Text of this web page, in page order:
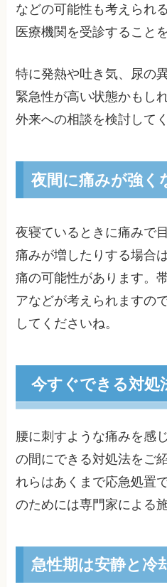
などの可能性も考えられ
医療機関を受診すること
特に発熱や吐き気、尿の
緊急性が高い状態かもし
外来への相談を検討して
夜間に痛みが強く
夜寝ているときに痛みで
痛みが増したりする場合
痛の可能性があります。
アなどが考えられますの
してくださいね。
今すぐできる対処
腰に刺すような痛みを感
の間にできる対処法をご
れらはあくまで応急処置
のためには専門家による
急性期は安静と冷